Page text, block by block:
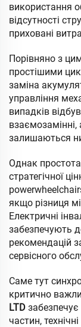
використання
відсутності
приховані
Порівняно з
простішими
заміна
управління
випадків
взаємозамінні,
залишаються
Однак
стратегічної
якщо різниця
Електричні
забезпечують
рекомендацій
сервісного
Саме тут
критично
LTD
частин,